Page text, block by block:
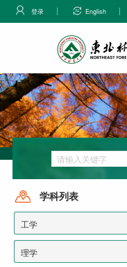
登录 English
学科列表
工学
理学